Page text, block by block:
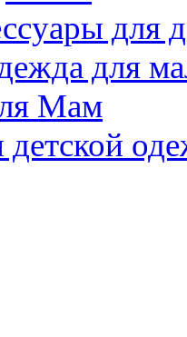
для
для
Мам